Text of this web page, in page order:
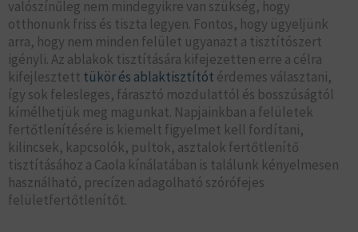
valószínűleg nem mindegyikre van szükség, hogy
otthonunk friss és tiszta legyen. Fontos, hogy ügyeljünk
arra, hogy nem minden felület ugyanazt a tisztítószert
igényli. Az ablakok tisztítására kifejezetten erre a célra
kifejlesztett tükör és ablaktisztítót érdemes választani,
így sok felesleges, fárasztó mozdulattól és bosszúságtól
kímélhetjük meg magunkat. Napjainkban a felületek
fertőtlenítésére is kiemelt figyelmet kell fordítani,
kilincsek, kapcsolók, pultok, asztalok fertőtlenítő
tisztításához a Caola kínálatában is találunk kényelmesen
használható, precízen adagolható szórófejes
felületfertőtlenítőt.